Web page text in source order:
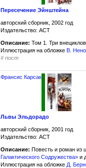
Пересечение Эйнштейна
авторский сборник, 2002 год
Издательство: АСТ
Описание: Том 1. Три
Иллюстрация на обложке В.
#пост
Франсис Карсак
Львы Эльдорадо
авторский сборник, 2001 год
Издательство: АСТ
Описание: Повесть и роман из
Галактического Содружества» и
Иллюстрация на обложке Д.